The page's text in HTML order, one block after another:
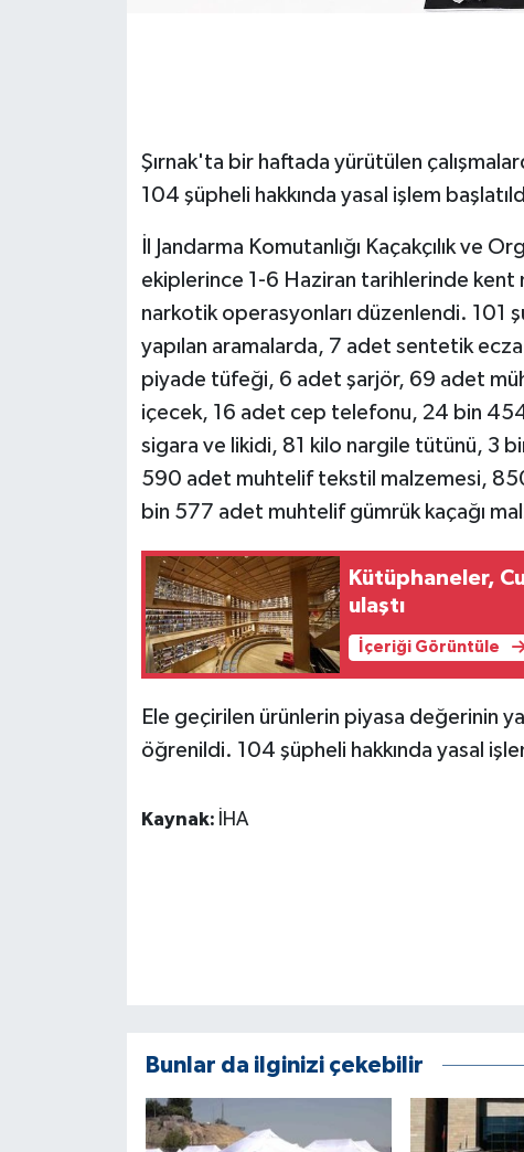
Şırnak'ta bir haftada yürütülen
104 şüpheli hakkında yasal işlem
İl Jandarma Komutanlığı Kaçakçılık ve
ekiplerince 1-6 Haziran tarihlerinde kent
narkotik operasyonları düzenlendi. 101
yapılan aramalarda, 7 adet sentetik
piyade tüfeği, 6 adet şarjör, 69 adet
içecek, 16 adet cep telefonu, 24 bin
sigara ve likidi, 81 kilo nargile tütünü, 3
590 adet muhtelif tekstil malzemesi,
bin 577 adet muhtelif gümrük kaçağı
Kütüphaneler,
ulaştı
İçeriği Görüntüle
Ele geçirilen ürünlerin piyasa değerinin
öğrenildi. 104 şüpheli hakkında yasal
Kaynak: İHA
Bunlar da ilginizi çekebilir
Jandarma
KÜLTÜR SANAT
MAGAZİN
Otomobil
POLİTİKA